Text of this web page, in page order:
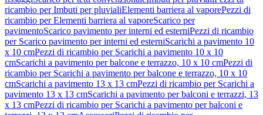
ricambio per Imbuti per pluvialiElementi barriera al vaporePezzi di
ricambio per Elementi barriera al vaporeScarico per
pavimentoScarico pavimento per interni ed esterniPezzi di ricambio
per Scarico pavimento per interni ed esterniScarichi a pavimento 10
x 10 cmPezzi di ricambio per Scarichi a pavimento 10 x 10
cmScarichi a pavimento per balcone e terrazzo, 10 x 10 cmPezzi di
ricambio per Scarichi a pavimento per balcone e terrazzo, 10 x 10
cmScarichi a pavimento 13 x 13 cmPezzi di ricambio per Scarichi a
pavimento 13 x 13 cmScarichi a pavimento per balconi e terrazzi, 13
x 13 cmPezzi di ricambio per Scarichi a pavimento per balconi e